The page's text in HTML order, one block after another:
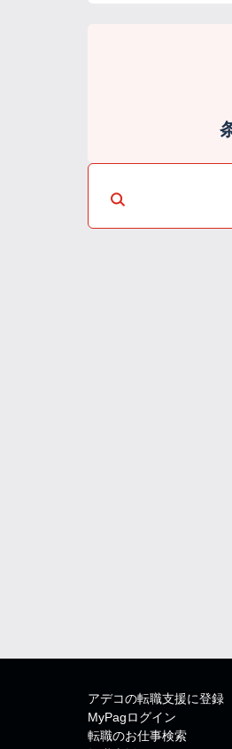
アデコの転職支援に登録
MyPagログイン
転職のお仕事検索